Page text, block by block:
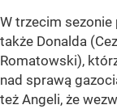
W trzecim sezonie
także Donalda
Romatowski),
nad sprawą
też Angeli, że